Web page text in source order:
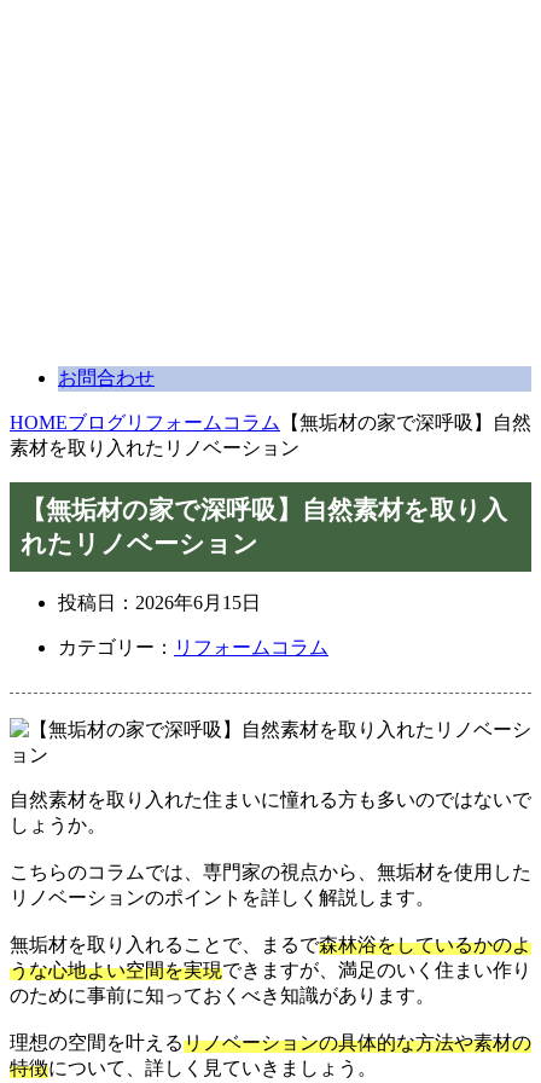
お問合わせ
HOMEブログリフォームコラム
【無垢材の家で深呼吸】自然
素材を取り入れたリノベーション
【無垢材の家で深呼吸】自然素材を取り入
れたリノベーション
投稿日： 2026年6月15日
カテゴリー： リフォームコラム
自然素材を取り入れた住まいに憧れる方も多いのではないで
しょうか。
こちらのコラムでは、専門家の視点から、無垢材を使用した
リノベーションのポイントを詳しく解説します。
無垢材を取り入れることで、まるで森林浴をしているかのよ
うな心地よい空間を実現できますが、満足のいく住まい作り
のために事前に知っておくべき知識があります。
理想の空間を叶えるリノベーションの具体的な方法や素材の
特徴について、詳しく見ていきましょう。